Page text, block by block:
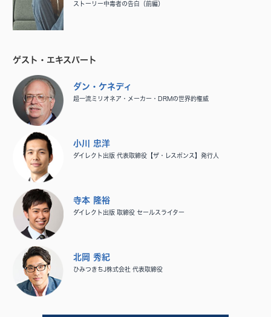
ストーリー中毒者の告白（前編）
ゲスト・エキスパート
ダン・ケネディ
超一流ミリオネア・メーカー・DRMの世界的権威
小川 忠洋
ダイレクト出版 代表取締役【ザ・レスポンス】発行人
寺本 隆裕
ダイレクト出版 取締役 セールスライター
北岡 秀紀
ひみつきちJ株式会社 代表取締役